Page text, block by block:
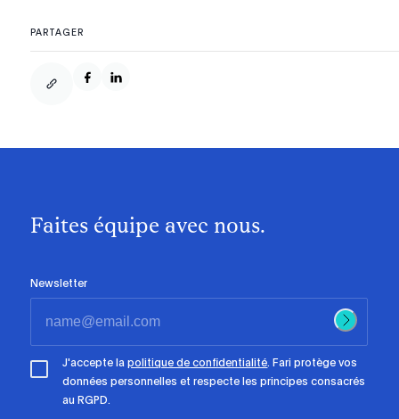
PARTAGER
Faites équipe avec nous.
Newsletter
J'accepte lapolitique de confidentialité. Fari protège vos
données personnelles et respecte les principes consacrés
au RGPD.